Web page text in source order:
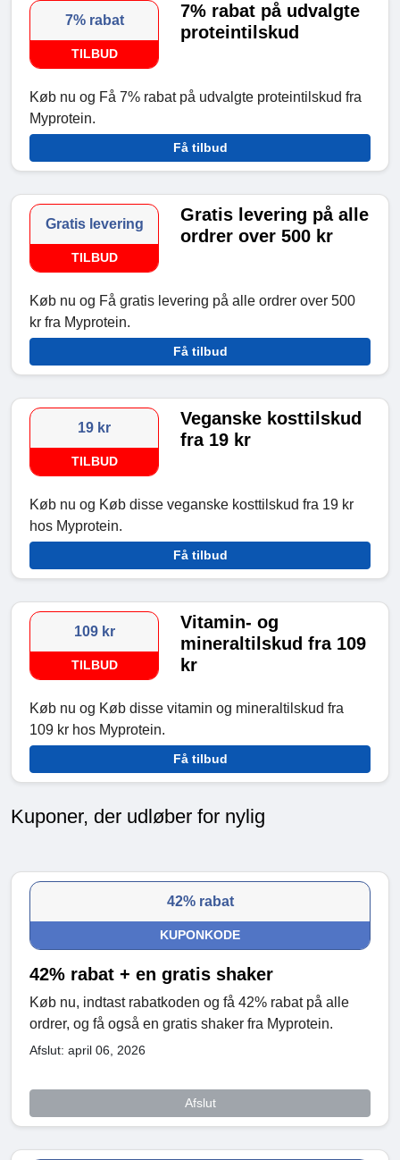
7% rabat
TILBUD
7% rabat på udvalgte
proteintilskud
Køb nu og Få 7% rabat på udvalgte proteintilskud fra
Myprotein.
Få tilbud
Gratis levering
TILBUD
Gratis levering på alle
ordrer over 500 kr
Køb nu og Få gratis levering på alle ordrer over 500
kr fra Myprotein.
Få tilbud
19 kr
TILBUD
Veganske kosttilskud
fra 19 kr
Køb nu og Køb disse veganske kosttilskud fra 19 kr
hos Myprotein.
Få tilbud
109 kr
TILBUD
Vitamin- og
mineraltilskud fra 109
kr
Køb nu og Køb disse vitamin og mineraltilskud fra
109 kr hos Myprotein.
Få tilbud
Kuponer, der udløber for nylig
42% rabat
KUPONKODE
42% rabat + en gratis shaker
Køb nu, indtast rabatkoden og få 42% rabat på alle
ordrer, og få også en gratis shaker fra Myprotein.
Afslut: april 06, 2026
Afslut